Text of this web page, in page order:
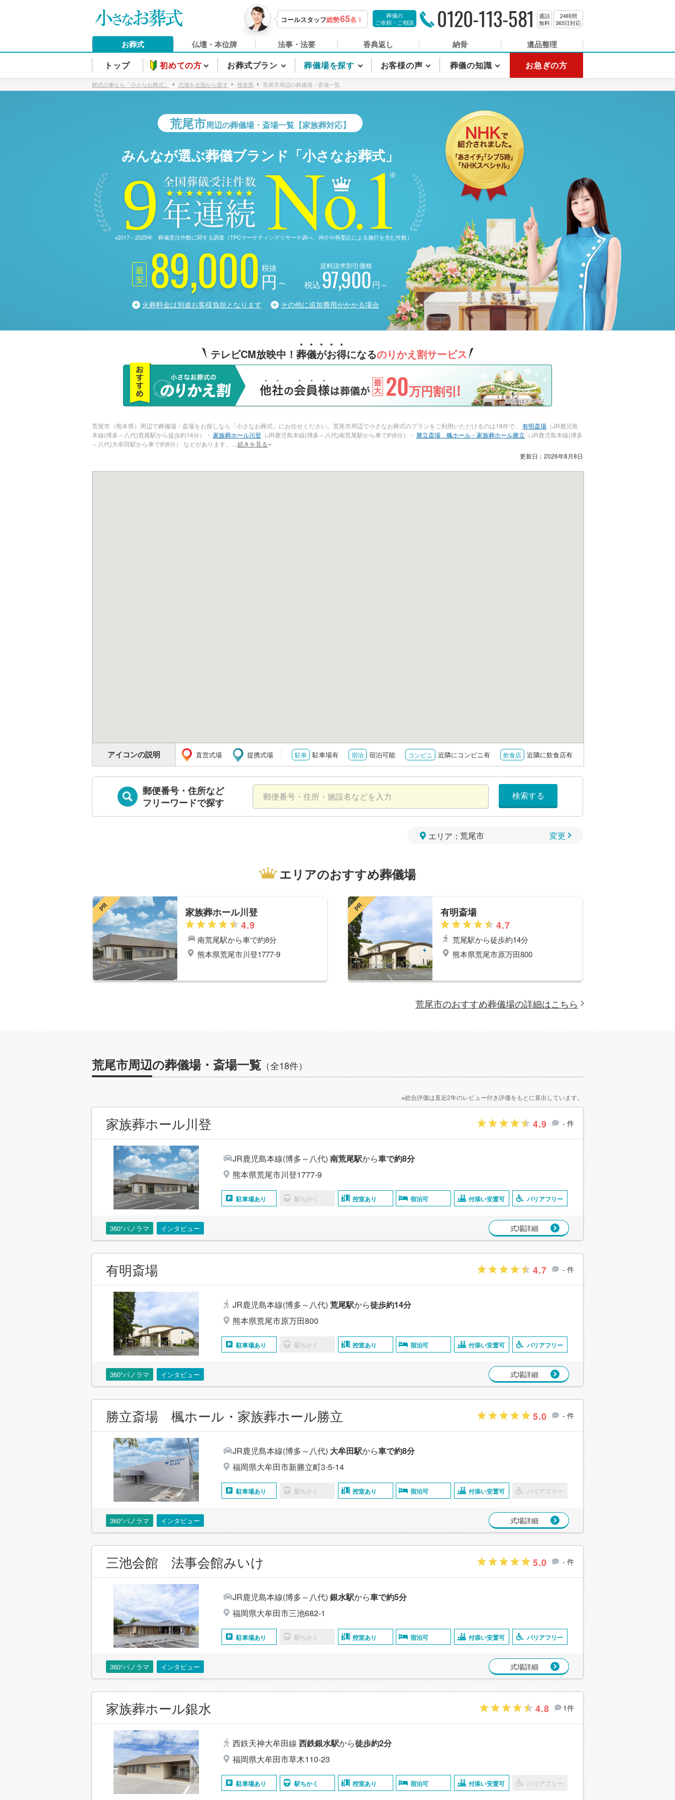
コールスタッフ総勢65名！
葬儀の
ご依頼・ご相談
0120-113-581
通話
無料
24時間
365日対応
お葬式 仏壇・本位牌 法事・法要 香典返し 納骨 遺品整理
トップ 初めての方 お葬式プラン 葬儀場を探す お客様の声 葬儀の知識 お急ぎの方
葬式の事なら「小さなお葬式」 式場を全国から探す 熊本県 荒尾市周辺の葬儀場・斎場一覧
荒尾市周辺の葬儀場・斎場一覧【家族葬対応】
みんなが選ぶ葬儀ブランド「小さなお葬式」
9
※2017～2025年 葬儀受注件数に関する調査（TPCマーケティングリサーチ調べ。仲介や再委託による施行を含む件数）
最
安
89,000円 ～
税抜 資料請求割引価格
税込97,900円～
火葬料金は別途お客様負担となります その他に追加費用がかかる場合
テレビCM放映中！ 葬儀がお得になるのりかえ割サービス
20万円割引!
荒尾市（熊本県）周辺で葬儀場・斎場をお探しなら「小さなお葬式」にお任せください。荒尾市周辺で小さなお葬式のプランをご利用いただけるのは18件で、 有明斎場 （JR鹿児島
本線(博多～八代)荒尾駅から徒歩約14分）・ 家族葬ホール川登 （JR鹿児島本線(博多～八代)南荒尾駅から車で約8分）・ 勝立斎場 楓ホール・家族葬ホール勝立 （JR鹿児島本線(博多
～八代)大牟田駅から車で約8分） などがあります。
続きを見る
更新日： 2026年8月8日
アイコンの説明 直営式場 提携式場 駐車 駐車場有 宿泊 宿泊可能 コンビニ 近隣にコンビニ有 飲食店 近隣に飲食店有
郵便番号・住所など
フリーワードで探す
検索する
エリア： 変更
エリアのおすすめ葬儀場
PR
家族葬ホール川登
4.9
南荒尾駅から車で約8分
熊本県荒尾市川登1777-9
PR
有明斎場
4.7
荒尾駅から徒歩約14分
熊本県荒尾市原万田800
荒尾市のおすすめ葬儀場の詳細はこちら
荒尾市周辺の葬儀場・斎場一覧 （全18件）
※総合評価は直近2年のレビュー付き評価をもとに算出しています。
家族葬ホール川登 4.9 - 件
JR鹿児島本線(博多～八代) 南荒尾駅から車で約8分
熊本県荒尾市川登1777-9
駐車場あり 駅ちかく 控室あり 宿泊可 付添い安置可 バリアフリー
360°パノラマ インタビュー 式場詳細
有明斎場 4.7 - 件
JR鹿児島本線(博多～八代) 荒尾駅から徒歩約14分
熊本県荒尾市原万田800
駐車場あり 駅ちかく 控室あり 宿泊可 付添い安置可 バリアフリー
360°パノラマ インタビュー 式場詳細
勝立斎場 楓ホール・家族葬ホール勝立 5.0 - 件
JR鹿児島本線(博多～八代) 大牟田駅から車で約8分
福岡県大牟田市新勝立町3-5-14
駐車場あり 駅ちかく 控室あり 宿泊可 付添い安置可 バリアフリー
360°パノラマ インタビュー 式場詳細
三池会館 法事会館みいけ 5.0 - 件
JR鹿児島本線(博多～八代) 銀水駅から車で約5分
福岡県大牟田市三池682-1
駐車場あり 駅ちかく 控室あり 宿泊可 付添い安置可 バリアフリー
360°パノラマ インタビュー 式場詳細
家族葬ホール銀水 4.8 1件
西鉄天神大牟田線 西鉄銀水駅から徒歩約2分
福岡県大牟田市草木110-23
駐車場あり 駅ちかく 控室あり 宿泊可 付添い安置可 バリアフリー